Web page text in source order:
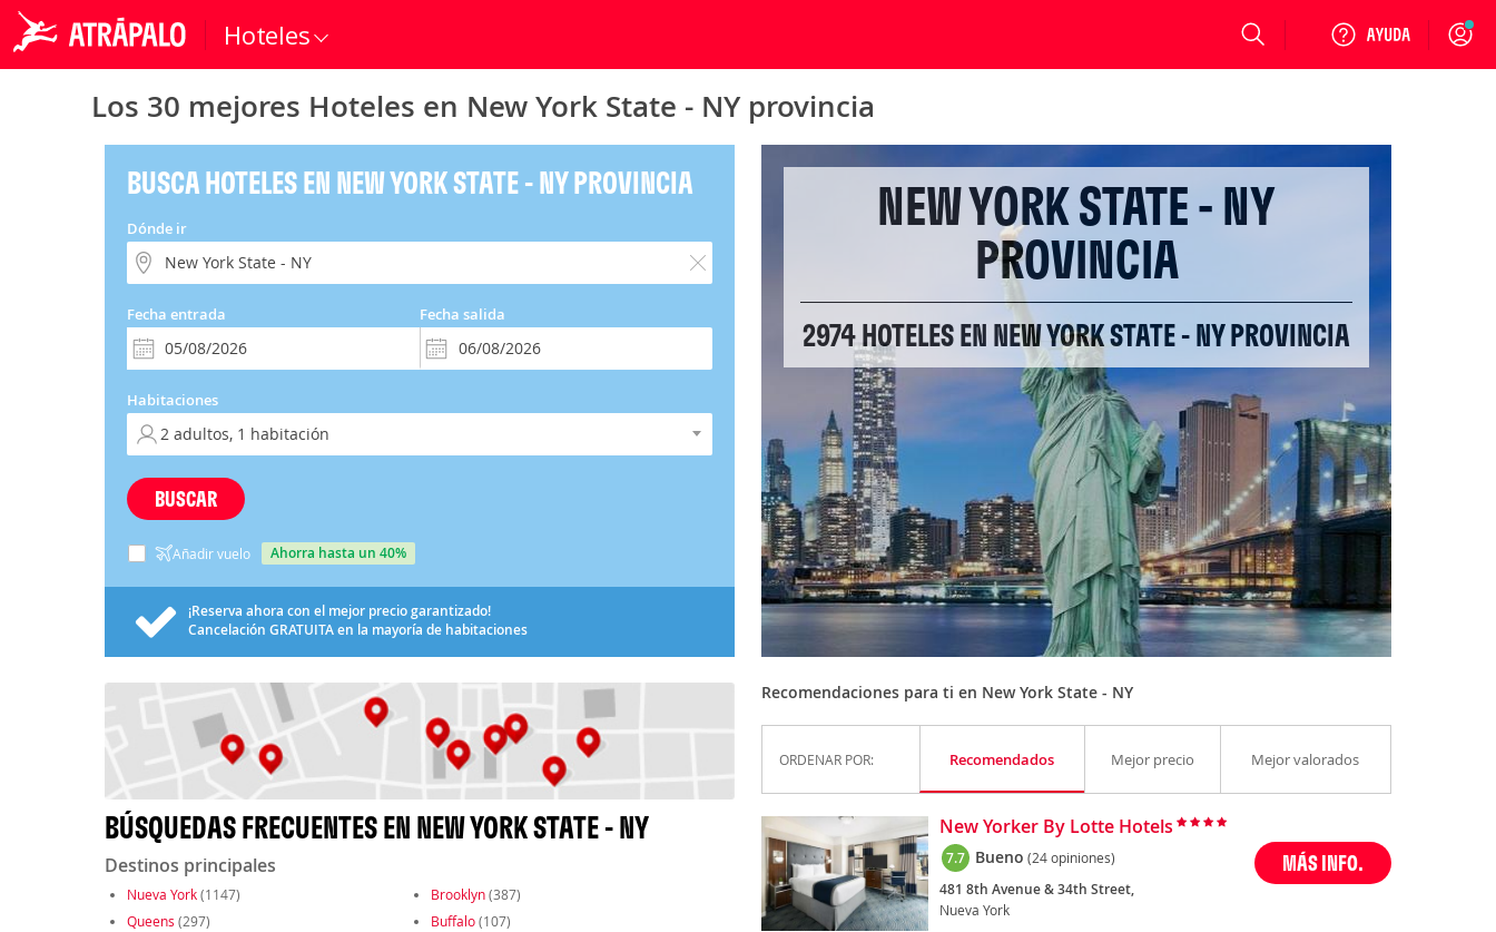
Hoteles Login
Los 30 mejores Hoteles en New York State - NY provincia
BUSCA HOTELES EN NEW YORK STATE - NY PROVINCIA
Dónde ir
Fecha entrada Fecha salida
Habitaciones
BUSCAR
Añadir vuelo ahorra hasta un 40%
¡Reserva ahora con el mejor precio garantizado!
Cancelación GRATUITAen la mayoría de habitaciones
BÚSQUEDAS FRECUENTES EN NEW YORK STATE - NY
Destinos principales
Nueva York(1147) Brooklyn(387)
Queens (297) Buffalo(107)
NEW YORK STATE - NY
PROVINCIA
2974 HOTELES EN NEW YORK STATE - NY PROVINCIA
Recomendaciones para ti en New York State - NY
ORDENAR POR: Recomendados Mejor precio Mejor valorados
New Yorker By Lotte Hotels
7.7 Bueno (24 opiniones)
481 8th Avenue & 34th Street,
Nueva York
MÁS INFO.